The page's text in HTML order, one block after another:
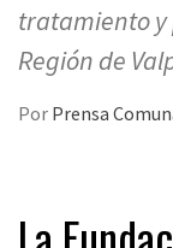
tratamiento y
Región de
Por Prensa